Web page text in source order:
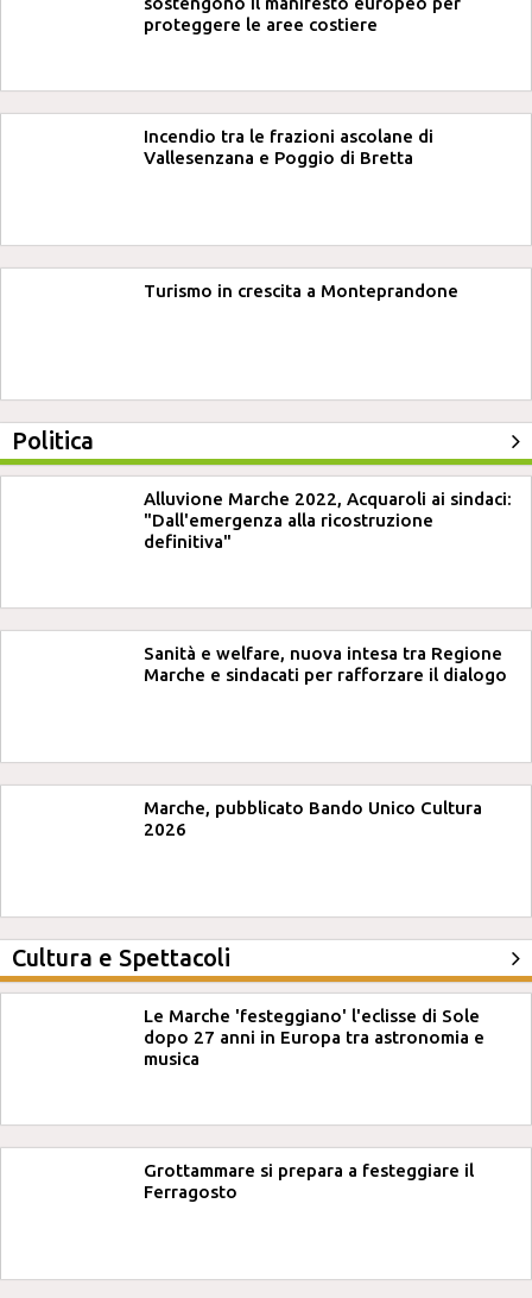
proteggere le aree costiere
Incendio tra le frazioni ascolane di
Vallesenzana e Poggio di Bretta
Turismo in crescita a Monteprandone
Politica
Alluvione Marche 2022, Acquaroli ai sindaci:
"Dall'emergenza alla ricostruzione
definitiva"
Sanità e welfare, nuova intesa tra Regione
Marche e sindacati per rafforzare il dialogo
Marche, pubblicato Bando Unico Cultura
2026
Cultura e Spettacoli
Le Marche 'festeggiano' l'eclisse di Sole
dopo 27 anni in Europa tra astronomia e
musica
Grottammare si prepara a festeggiare il
Ferragosto